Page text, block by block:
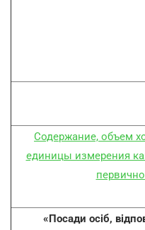
Содержание, объем
единицы измерения
«Посади осіб,